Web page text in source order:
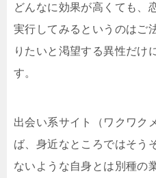
どんなに効果が高くても、
実行してみるというのはご
りたいと渇望する異性だけ
す。
出会い系サイト（ワクワク
ば、身近なところではそう
ないような自身とは別種の